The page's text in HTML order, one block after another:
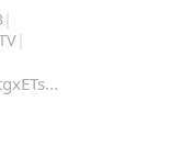
|
|